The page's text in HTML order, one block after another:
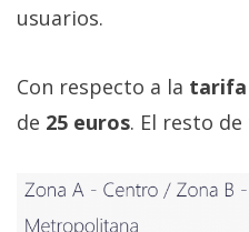
usuarios.
Con respecto a la tarifa
de 25 euros. El resto